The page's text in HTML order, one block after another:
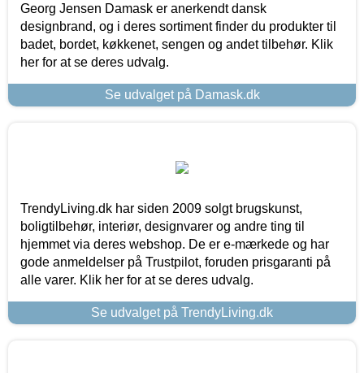
Georg Jensen Damask er anerkendt dansk
designbrand, og i deres sortiment finder du produkter til
badet, bordet, køkkenet, sengen og andet tilbehør. Klik
her for at se deres udvalg.
Se udvalget på Damask.dk
TrendyLiving.dk har siden 2009 solgt brugskunst,
boligtilbehør, interiør, designvarer og andre ting til
hjemmet via deres webshop. De er e-mærkede og har
gode anmeldelser på Trustpilot, foruden prisgaranti på
alle varer. Klik her for at se deres udvalg.
Se udvalget på TrendyLiving.dk